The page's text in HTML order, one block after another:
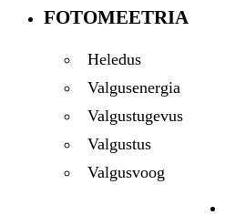
FOTOMEETRIA
Heledus
Valgusenergia
Valgustugevus
Valgustus
Valgusvoog